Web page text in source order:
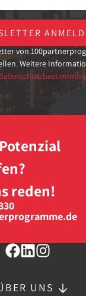
von
Weitere
reden!
UNS